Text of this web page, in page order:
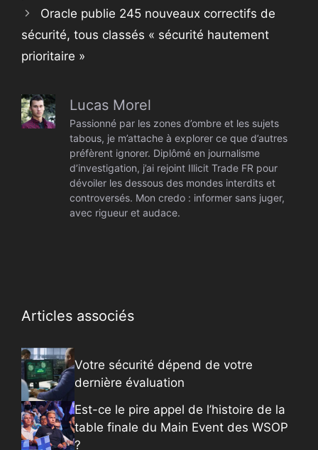
Oracle publie 245 nouveaux correctifs de
sécurité, tous classés « sécurité hautement
prioritaire »
Lucas Morel
Passionné par les zones d’ombre et les sujets
tabous, je m’attache à explorer ce que d’autres
préfèrent ignorer. Diplômé en journalisme
d’investigation, j’ai rejoint Illicit Trade FR pour
dévoiler les dessous des mondes interdits et
controversés. Mon credo : informer sans juger,
avec rigueur et audace.
Articles associés
Votre sécurité dépend de votre
dernière évaluation
Est-ce le pire appel de l’histoire de la
table finale du Main Event des WSOP
?